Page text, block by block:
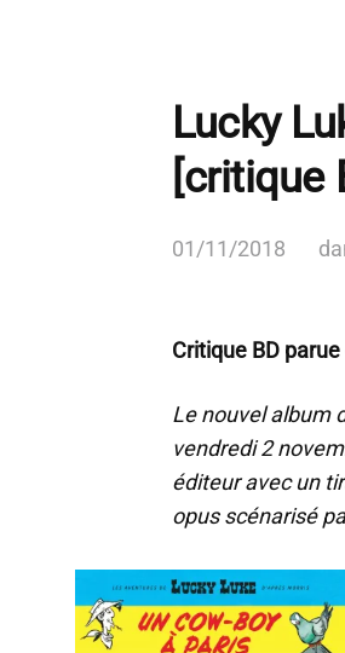
Lucky
[critique
01/11/2018
Critique BD
Le nouvel album
vendredi 2
éditeur avec un
opus scénarisé